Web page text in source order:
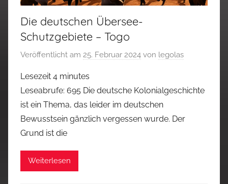
Die deutschen Übersee-
Schutzgebiete – Togo
Veröffentlicht am 25. Februar 2024 von legolas
Lesezeit 4 minutes
Leseabrufe: 695 Die deutsche Kolonialgeschichte
ist ein Thema, das leider im deutschen
Bewusstsein gänzlich vergessen wurde. Der
Grund ist die
Weiterlesen